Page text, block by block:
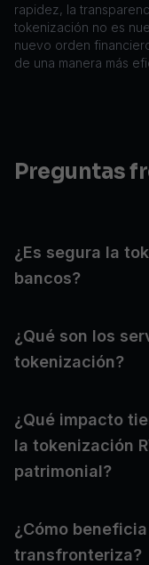
rapidez, la
tokenización no es
nuevo orden
de una manera más
Preguntas
¿Es segura la
bancos?
¿Qué son los
tokenización?
¿Qué impacto
la tokenización
patrimonial?
¿Cómo
transfronteriza?